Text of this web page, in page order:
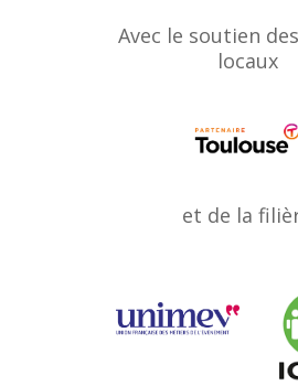
Avec le soutien
locaux
et de la